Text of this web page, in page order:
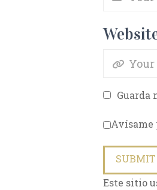
Guarda
Avísame
Este sitio